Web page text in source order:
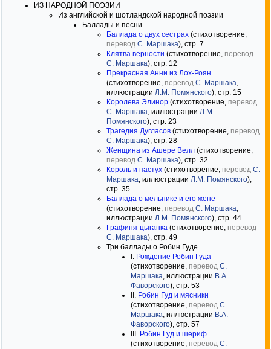
ИЗ НАРОДНОЙ ПОЭЗИИ
Из английской и шотландской народной поэзии
Баллады и песни
Баллада о двух сестрах (стихотворение,
перевод С. Маршака), стр. 7
Клятва верности (стихотворение, перевод
С. Маршака), стр. 12
Прекрасная Анни из Лох-Роян
(стихотворение, перевод С. Маршака
иллюстрации Л.М. Помянского), стр. 15
Королева Элинор (стихотворение, перевод
С. Маршака , иллюстрации Л.М.
Помянского), стр. 23
Трагедия Дугласов (стихотворение, перевод
С. Маршака), стр. 28
Женщина из Ашере Велл (стихотворение,
перевод С. Маршака), стр. 32
Король и пастух (стихотворение, перевод С.
Маршака , иллюстрации Л.М. Помянского),
стр. 35
Баллада о мельнике и его жене
(стихотворение, перевод С. Маршака
иллюстрации Л.М. Помянского), стр. 44
Графиня-цыганка (стихотворение, перевод
С. Маршака), стр. 49
Три баллады о Робин Гуде
I. Рождение Робин Гуда
(стихотворение, перевод С.
Маршака , иллюстрации В.А.
Фаворского), стр. 53
II. Робин Гуд и мясники
(стихотворение, перевод С.
Маршака , иллюстрации В.А.
Фаворского), стр. 57
III. Робин Гуд и шериф
(стихотворение, перевод С.